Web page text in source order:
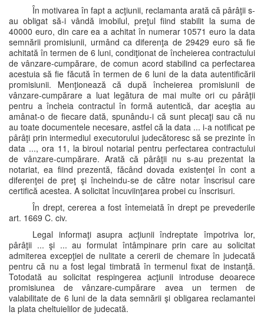
În motivarea în fapt a acţiunii, reclamanta arată că pârâţii s-
au obligat să-i vândă imobilul, preţul fiind stabilit la suma de
40000 euro, din care ea a achitat în numerar 10571 euro la data
semnării promisiunii, urmând ca diferenţa de 29429 euro să fie
achitată în termen de 6 luni, condiţionat de încheierea contractului
de vânzare-cumpărare, de comun acord stabilind ca perfectarea
acestuia să fie făcută în termen de 6 luni de la data autentificării
promisiunii. Menţionează că după încheierea promisiunii de
vânzare-cumpărare a luat legătura de mai multe ori cu pârâţii
pentru a încheia contractul în formă autentică, dar aceştia au
amânat-o de fiecare dată, spunându-i că sunt plecaţi sau că nu
au toate documentele necesare, astfel că la data ... i-a notificat pe
pârâţi prin intermediul executorului judecătoresc să se prezinte în
data ..., ora 11, la biroul notarial pentru perfectarea contractului
de vânzare-cumpărare. Arată că pârâţii nu s-au prezentat la
notariat, ea fiind prezentă, făcând dovada existenţei în cont a
diferenţei de preţ şi încheindu-se de către notar înscrisul care
certifică acestea. A solicitat încuviinţarea probei cu înscrisuri.
În drept, cererea a fost întemeiată în drept pe prevederile
art. 1669 C. civ.
Legal informaţi asupra acţiunii îndreptate împotriva lor,
pârâţii ... şi ... au formulat întâmpinare prin care au solicitat
admiterea excepţiei de nulitate a cererii de chemare în judecată
pentru că nu a fost legal timbrată în termenul fixat de instanţă.
Totodată au solicitat respingerea acţiunii introduse deoarece
promisiunea de vânzare-cumpărare avea un termen de
valabilitate de 6 luni de la data semnării şi obligarea reclamantei
la plata cheltuielilor de judecată.